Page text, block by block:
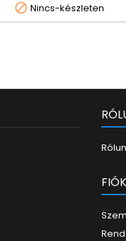
 Nincs-készleten